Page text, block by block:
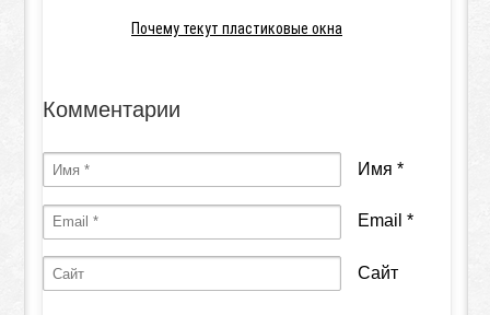
Почему текут пластиковые окна
Комментарии
Имя *
Email *
Сайт